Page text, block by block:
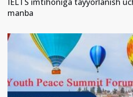
manba